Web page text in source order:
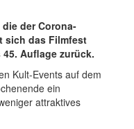
der Corona-
sich das Filmfest
Auflage zurück.
Kult-Events auf dem
ein
attraktives